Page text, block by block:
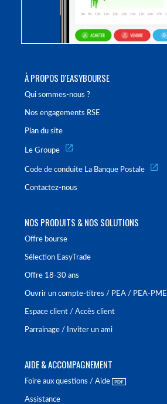
À PROPOS D'EASYBOURSE
Qui sommes-nous ?
Nos engagements RSE
Plan du site
Le Groupe
Code de conduite La Banque Postale
Contactez-nous
NOS PRODUITS & NOS SOLUTIONS
Offre bourse
Sélection EasyTrade
Offre 18-30 ans
Ouvrir un compte-titres / PEA / PEA-PME
Espace client / Accès client
Parrainage / Inviter un ami
AIDE & ACCOMPAGNEMENT
Foire aux questions / Aide
Assistance